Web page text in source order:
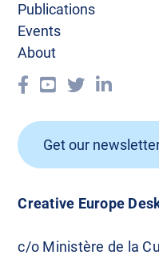
Creative Europe
c/o Ministère de la
Publications
Events
About
Get our